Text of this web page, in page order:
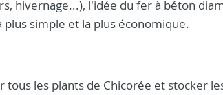
hivernage...), l'idée du fer à béton
simple et la plus économique.
tous les plants de Chicorée et stocker